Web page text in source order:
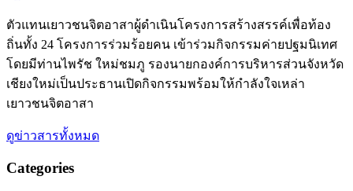
ตัวแทนเยาวชนจิตอาสาผู้ดำเนินโครงการสร้างสรรค์เพื่อท้อง
ถิ่นทั้ง 24 โครงการร่วมร้อยคน เข้าร่วมกิจกรรมค่ายปฐมนิเทศ
โดยมีท่านไพรัช ใหม่ชมภู รองนายกองค์การบริหารส่วนจังหวัด
เชียงใหม่เป็นประธานเปิดกิจกรรมพร้อมให้กำลังใจเหล่า
เยาวชนจิตอาสา
ดูข่าวสารทั้งหมด
Categories